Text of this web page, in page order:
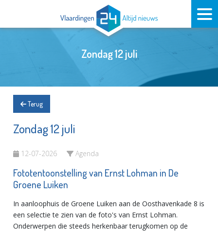
Zondag 12 juli
Terug
Zondag 12 juli
12-07-2026 Agenda
Fototentoonstelling van Ernst Lohman in De
Groene Luiken
In aanloophuis de Groene Luiken aan de Oosthavenkade 8 is
een selectie te zien van de foto's van Ernst Lohman.
Onderwerpen die steeds herkenbaar terugkomen op de